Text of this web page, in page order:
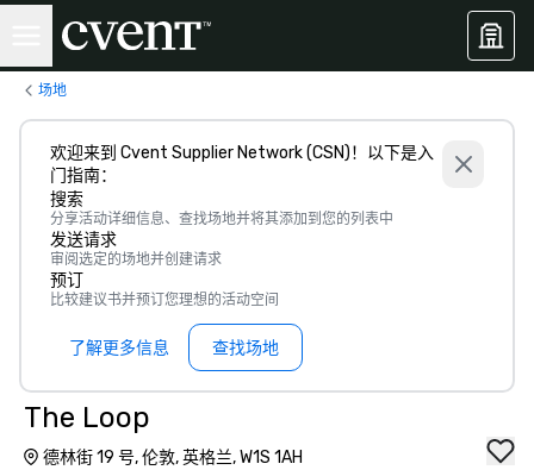
场地
欢迎来到 Cvent Supplier Network (CSN)！以下是入
门指南：
搜索
分享活动详细信息、查找场地并将其添加到您的列表中
发送请求
审阅选定的场地并创建请求
预订
比较建议书并预订您理想的活动空间
了解更多信息 查找场地
The Loop
德林街 19 号, 伦敦, 英格兰, W1S 1AH